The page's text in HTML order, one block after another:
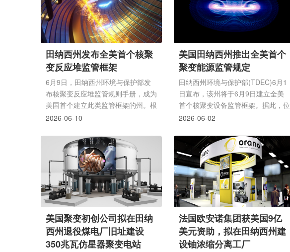
田纳西州发布全美首个核聚
变反应堆监管框架
6月9日，田纳西州环境与保护部发
布核聚变反应堆监管规则手册，成为
美国首个建立此类监管框架的州。根
据新规，聚变装置及相关活动须满足
2028年启动建设。第一类能源公司
(First Class Energy)计划在橡树岭附
近建造一座400兆瓦聚变电站，作为
聚变电站研发园区，将通过橡树岭国
家实验室、田纳西河谷管理局和田纳
西大学之间的项目合作运营。另据今
年1月公布的信息，橡树岭国家实验
室和田纳西大学正与私营公司Type
One E...
2026-06-10
美国田纳西州推出全美首个
聚变能源监管规定
田纳西州环境与保护部(TDEC)6月1
日宣布，该州将于6月9日建立全美
首个核聚变设备监管框架。据此，位
于橡树岭附近的一座核聚变工厂有望
Type One Energy公司与田纳西河谷
管理局(TVA)协调开发。根据TDEC
的说法，Type One Energy的试点工
厂"Infinity Two"发电量可达400兆
瓦，有望成为全球首批商业核聚变设
施之一。TDEC表示，其监管方案将
采取"技术中立"原则，并依托该州与
美国核管理委员会(NRC)
2026-06-02
美国聚变初创公司拟在田纳
西州退役煤电厂旧址建设
350兆瓦仿星器聚变电站
法国欧安诺集团获美国9亿
美元资助，拟在田纳西州建
设铀浓缩分离工厂